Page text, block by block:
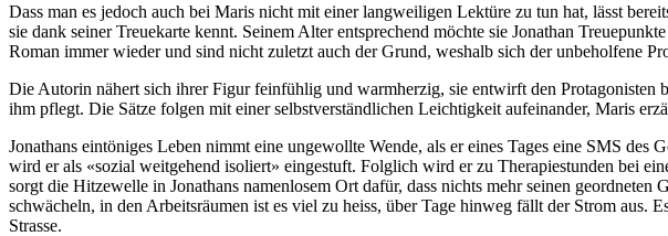
Dass man es jedoch auch bei Maris nicht mit einer langweiligen Lektüre zu tun hat, lässt
sie dank seiner Treuekarte kennt. Seinem Alter entsprechend möchte sie Jonathan
Roman immer wieder und sind nicht zuletzt auch der Grund, weshalb sich der unbeholfene
Die Autorin nähert sich ihrer Figur feinfühlig und warmherzig, sie entwirft den Protagonisten
ihm pflegt. Die Sätze folgen mit einer selbstverständlichen Leichtigkeit aufeinander, Maris
Jonathans eintöniges Leben nimmt eine ungewollte Wende, als er eines Tages eine SMS
wird er als «sozial weitgehend isoliert» eingestuft. Folglich wird er zu Therapiestunden bei
sorgt die Hitzewelle in Jonathans namenlosem Ort dafür, dass nichts mehr seinen
schwächeln, in den Arbeitsräumen ist es viel zu heiss, über Tage hinweg fällt der Strom aus.
Strasse.